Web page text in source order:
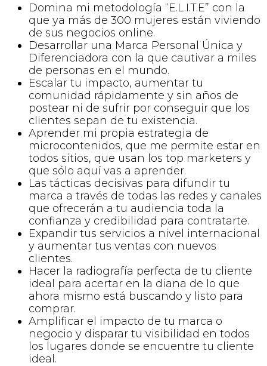
Domina mi metodología “E.L.I.T.E” con la
que ya más de 300 mujeres están viviendo
de sus negocios online.
Desarrollar una Marca Personal Única y
Diferenciadora con la que cautivar a miles
de personas en el mundo.
Escalar tu impacto, aumentar tu
comunidad rápidamente y sin años de
postear ni de sufrir por conseguir que los
clientes sepan de tu existencia.
Aprender mi propia estrategia de
microcontenidos, que me permite estar en
todos sitios, que usan los top marketers y
que sólo aquí vas a aprender.
Las tácticas decisivas para difundir tu
marca a través de todas las redes y canales
que ofrecerán a tu audiencia toda la
confianza y credibilidad para contratarte.
Expandir tus servicios a nivel internacional
y aumentar tus ventas con nuevos
clientes.
Hacer la radiografía perfecta de tu cliente
ideal para acertar en la diana de lo que
ahora mismo está buscando y listo para
comprar.
Amplificar el impacto de tu marca o
negocio y disparar tu visibilidad en todos
los lugares donde se encuentre tu cliente
ideal.